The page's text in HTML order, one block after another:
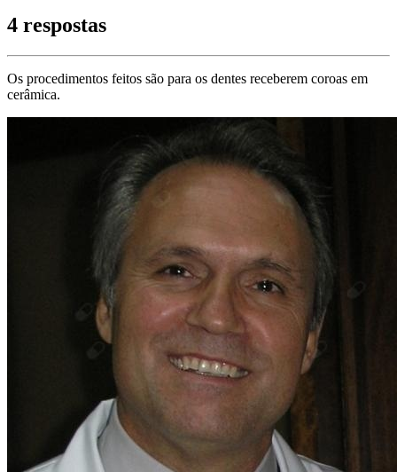
4 respostas
Os procedimentos feitos são para os dentes receberem coroas em
cerâmica.